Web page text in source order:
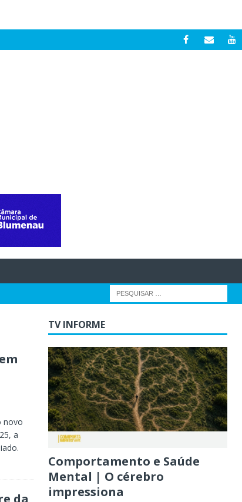
novo
a
da
TV INFORME
Comportamento e Saúde
Mental | O cérebro
impressiona